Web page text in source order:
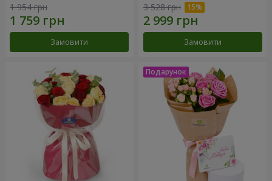
1 954 грн
Замовити
3 528 грн
Замовити